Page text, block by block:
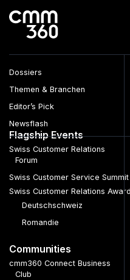
Dossiers
Themen & Branchen
Editor’s Pick
Newsflash
Flagship Events
Swiss Customer Relations
Forum
Swiss Customer Service Summit
Swiss Customer Relations Award
Deutschschweiz
Romandie
Communities
cmm360 Connect Business
Club